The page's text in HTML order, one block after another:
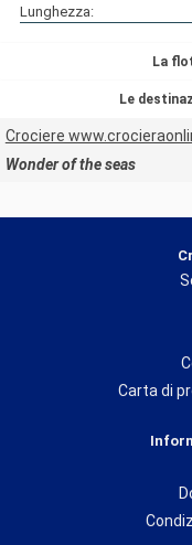
Lunghezza:
La
Le
Crociere
Wonder of the seas
Carta di